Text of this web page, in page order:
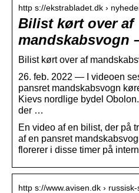
http s://ekstrabladet.dk ›
Bilist kørt over af
mandskabsvogn
Bilist kørt over af
26. feb. 2022 — I videoen
pansret mandskabsvogn
Kievs nordlige bydel
der …
En video af en bilist, der på
af en pansret
florerer i disse timer på
http s://www.avisen.dk ›